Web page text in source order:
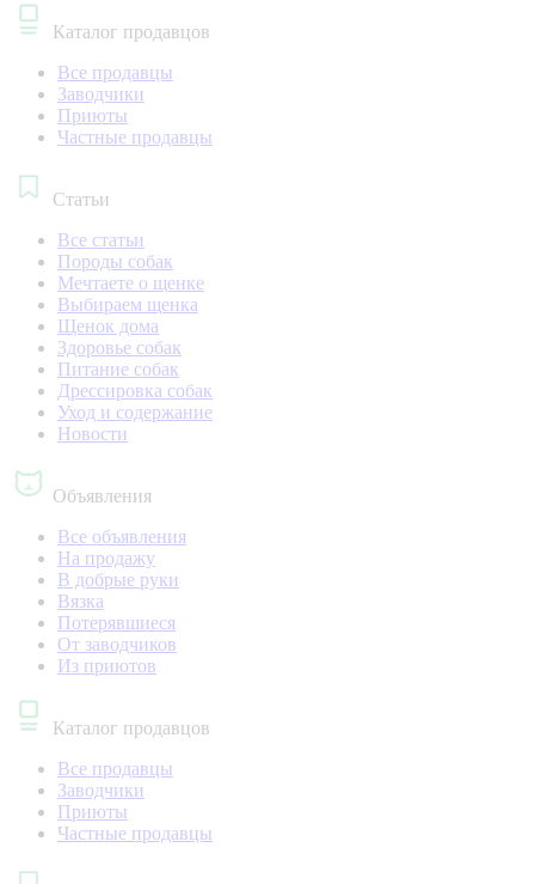
Каталог продавцов
Все продавцы
Заводчики
Приюты
Частные продавцы
Статьи
Все статьи
Породы собак
Мечтаете о щенке
Выбираем щенка
Щенок дома
Здоровье собак
Питание собак
Дрессировка собак
Уход и содержание
Новости
Объявления
Все объявления
На продажу
В добрые руки
Вязка
Потерявшиеся
От заводчиков
Из приютов
Каталог продавцов
Все продавцы
Заводчики
Приюты
Частные продавцы